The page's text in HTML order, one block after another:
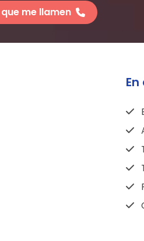
me llamen